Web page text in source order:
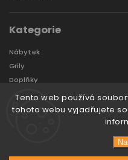
Tento web používá
tohoto webu vyjadřujete
Kategorie
Nábytek
Grily
Doplňky
Zahradní domky a boxy
Značky
VytvořilTomáš